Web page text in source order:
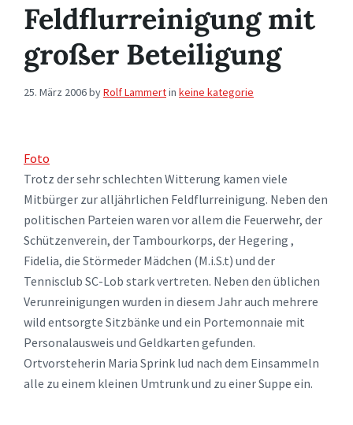
Feldflurreinigung mit
großer Beteiligung
25. März 2006byRolf Lammertin keine kategorie
Foto
Trotz der sehr schlechten Witterung kamen viele
Mitbürger zur alljährlichen Feldflurreinigung. Neben den
politischen Parteien waren vor allem die Feuerwehr, der
Schützenverein, der Tambourkorps, der Hegering ,
Fidelia, die Störmeder Mädchen (M.i.S.t) und der
Tennisclub SC-Lob stark vertreten. Neben den üblichen
Verunreinigungen wurden in diesem Jahr auch mehrere
wild entsorgte Sitzbänke und ein Portemonnaie mit
Personalausweis und Geldkarten gefunden.
Ortvorsteherin Maria Sprink lud nach dem Einsammeln
alle zu einem kleinen Umtrunk und zu einer Suppe ein.